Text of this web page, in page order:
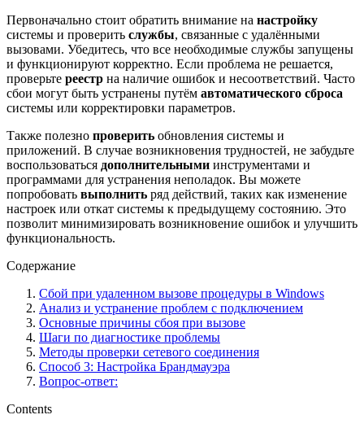
Первоначально стоит обратить внимание на настройку
системы и проверить службы, связанные с удалёнными
вызовами. Убедитесь, что все необходимые службы запущены
и функционируют корректно. Если проблема не решается,
проверьте реестр на наличие ошибок и несоответствий. Часто
сбои могут быть устранены путём автоматического сброса
системы или корректировки параметров.
Также полезно проверить обновления системы и
приложений. В случае возникновения трудностей, не забудьте
воспользоваться дополнительными инструментами и
программами для устранения неполадок. Вы можете
попробовать выполнить ряд действий, таких как изменение
настроек или откат системы к предыдущему состоянию. Это
позволит минимизировать возникновение ошибок и улучшить
функциональность.
Содержание
Сбой при удаленном вызове процедуры в Windows
Анализ и устранение проблем с подключением
Основные причины сбоя при вызове
Шаги по диагностике проблемы
Методы проверки сетевого соединения
Способ 3: Настройка Брандмауэра
Вопрос-ответ:
Contents